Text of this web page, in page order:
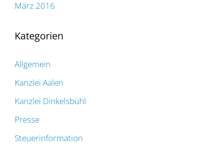
März 2016
Kategorien
Allgemein
Kanzlei Aalen
Kanzlei Dinkelsbühl
Presse
Steuerinformation